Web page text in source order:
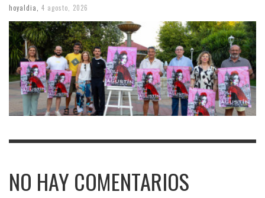
hoyaldia 4 agosto, 2026
NO HAY COMENTARIOS